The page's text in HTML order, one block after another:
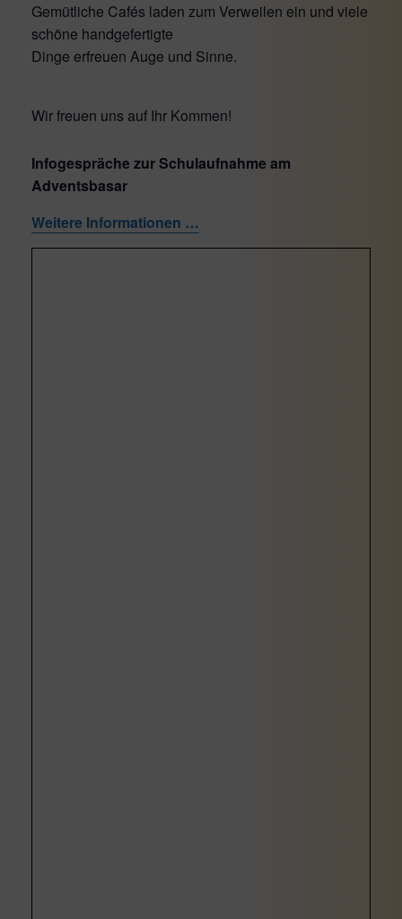
Gemütliche Cafés laden zum Verweilen ein und viele
schöne handgefertigte
Dinge erfreuen Auge und Sinne.
Wir freuen uns auf Ihr Kommen!
Infogespräche zur Schulaufnahme am
Adventsbasar
Weitere Informationen …